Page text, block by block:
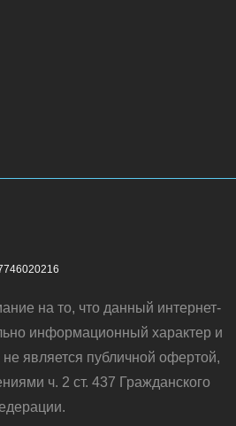
на то, что данный интернет-
информационный характер и
не является публичной офертой,
ч. 2 ст. 437 Гражданского